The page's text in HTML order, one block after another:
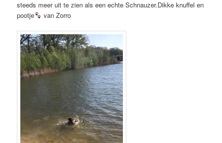
steeds meer uit te zien als een echte Schnauzer.Dikke knuffel en
pootje
van Zorro